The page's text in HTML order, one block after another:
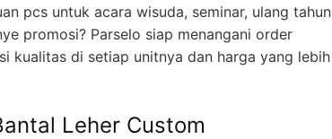
pcs untuk acara wisuda, seminar, ulang tahun
promosi? Parselo siap menangani order
kualitas di setiap unitnya dan harga yang lebih
Leher Custom